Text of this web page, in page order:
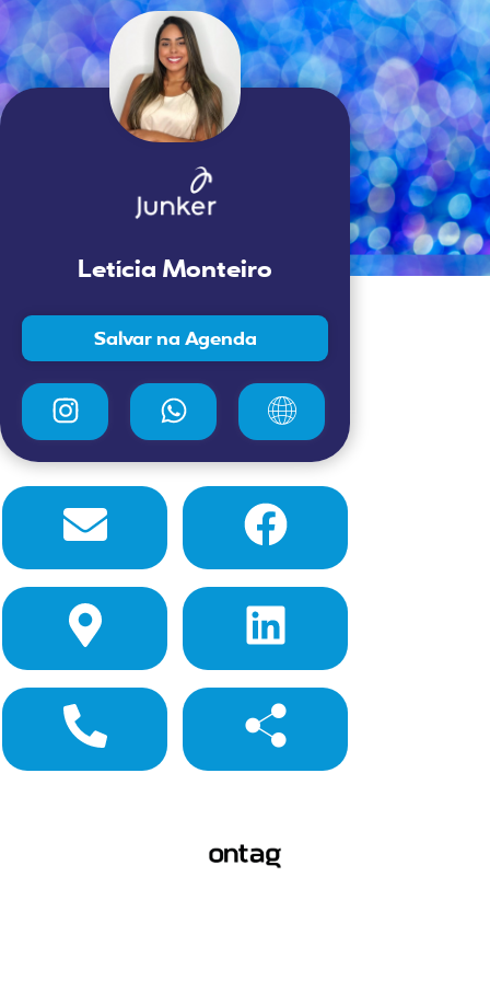
Letícia Monteiro
Salvar na Agenda